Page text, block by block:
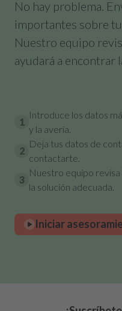
No hay problema.
importantes sobre tu
Nuestro equipo
ayudará a encontrar
1
Introduce los datos
y la avería.
2
Deja tus datos de
contactarte.
3
Nuestro equipo
la solución adecuada.
Iniciar